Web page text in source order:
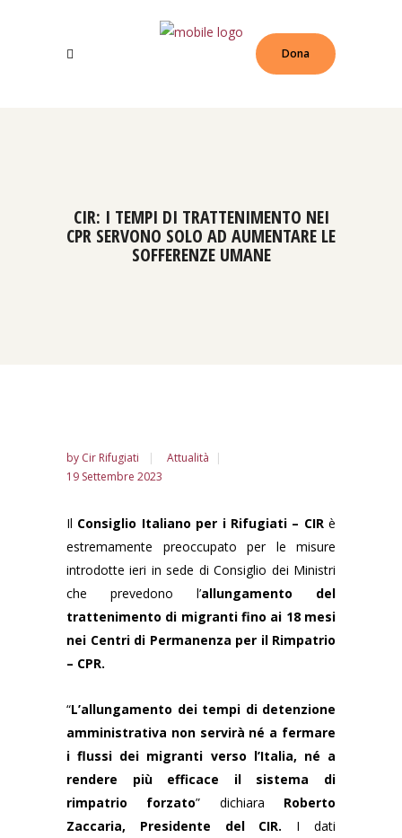
Dona
CIR: I TEMPI DI TRATTENIMENTO NEI
CPR SERVONO SOLO AD AUMENTARE LE
SOFFERENZE UMANE
by Cir Rifugiati
Attualità
19 Settembre 2023
Il Consiglio Italiano per i Rifugiati – CIRè
estremamente preoccupato per le misure
introdotte ieri in sede di Consiglio dei Ministri
che prevedono l’allungamento del
trattenimento di migranti fino ai 18 mesi
nei Centri di Permanenza per il Rimpatrio
– CPR.
“L’allungamento dei tempi di detenzione
amministrativa non servirà né a fermare
i flussi dei migranti verso l’Italia, né a
rendere più efficace il sistema di
rimpatrio forzato” dichiara Roberto
Zaccaria, Presidente del CIR. I dati